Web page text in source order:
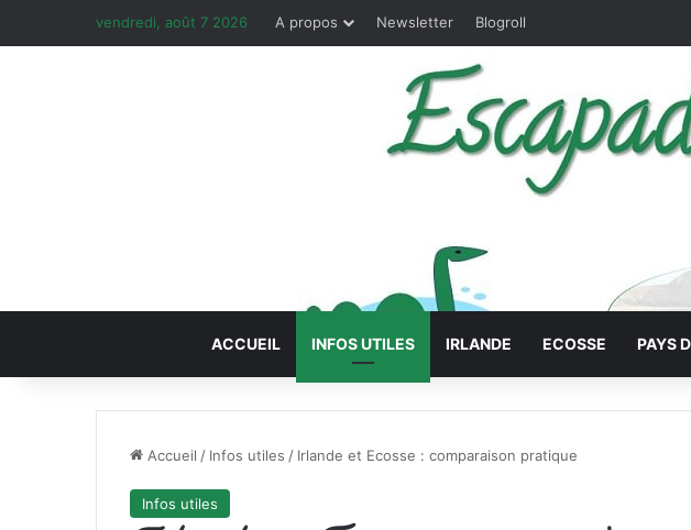
vendredi, août 7 2026 A propos Newsletter Blogroll
ACCUEIL INFOS UTILES IRLANDE ECOSSE PAYS
Accueil / Infos utiles / Irlande et Ecosse : comparaison pratique
Infos utiles